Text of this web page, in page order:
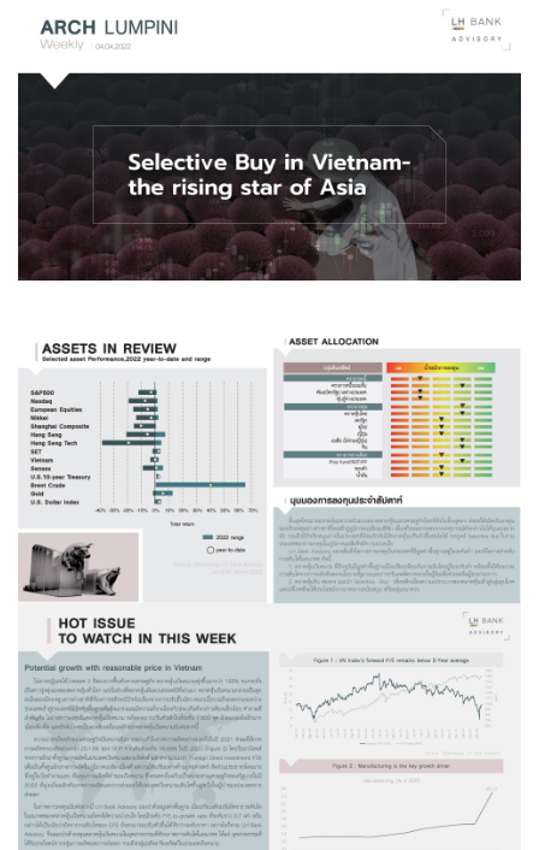
โทร 1327 TH EN
Family Banking
Foreigners